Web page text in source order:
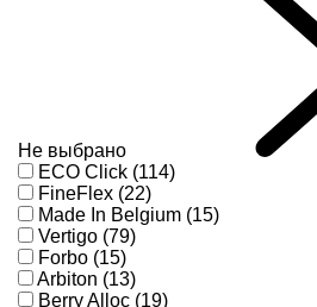
Не выбрано
ECO Click (114)
FineFlex (22)
Made In Belgium (15)
Vertigo (79)
Forbo (15)
Arbiton (13)
Berry Alloc (19)